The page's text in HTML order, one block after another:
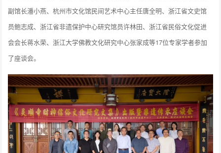
副馆长潘小燕、杭州市文化馆民间艺术中心主任唐全明、浙江省文史馆
员鲍志成、浙江省非遗保护中心研究馆员许林田、浙江省民俗文化促进
会会长蒋水荣、浙江大学佛教文化研究中心张家成等17位专家学者参加
了座谈会。